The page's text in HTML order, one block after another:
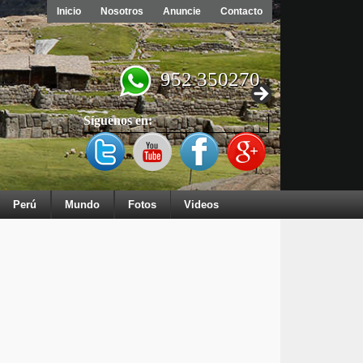
Inicio Nosotros Anuncie Contacto
952 350270
Síguenos en:
Perú Mundo Fotos Videos